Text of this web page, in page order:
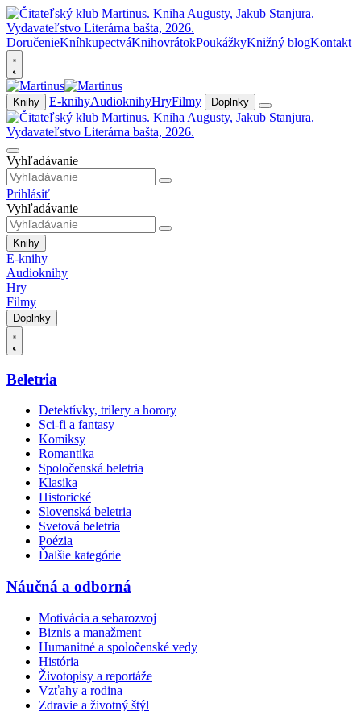
DoručenieKníhkupectváKnihovrátokPoukážkyKnižný blogKontakt
Knihy E-knihyAudioknihyHryFilmy Doplnky
Vyhľadávanie
Prihlásiť
Vyhľadávanie
Knihy
E-knihy
Audioknihy
Hry
Filmy
Doplnky
Beletria
Detektívky, trilery a horory
Sci-fi a fantasy
Komiksy
Romantika
Spoločenská beletria
Klasika
Historické
Slovenská beletria
Svetová beletria
Poézia
Ďalšie kategórie
Náučná a odborná
Motivácia a sebarozvoj
Biznis a manažment
Humanitné a spoločenské vedy
História
Životopisy a reportáže
Vzťahy a rodina
Zdravie a životný štýl